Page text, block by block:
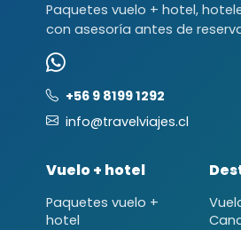
Paquetes vuelo + hotel,
con asesoría antes de
+56 9 8199 1292
info@travelviajes.cl
Vuelo + hotel
Paquetes vuelo +
hotel